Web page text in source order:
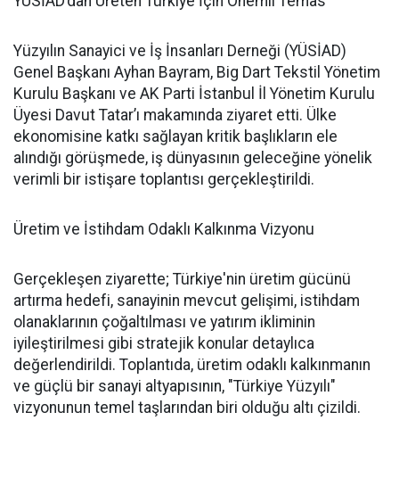
Yüzyılın Sanayici ve İş İnsanları Derneği (YÜSİAD)
Genel Başkanı Ayhan Bayram, Big Dart Tekstil Yönetim
Kurulu Başkanı ve AK Parti İstanbul İl Yönetim Kurulu
Üyesi Davut Tatar’ı makamında ziyaret etti. Ülke
ekonomisine katkı sağlayan kritik başlıkların ele
alındığı görüşmede, iş dünyasının geleceğine yönelik
verimli bir istişare toplantısı gerçekleştirildi.
Üretim ve İstihdam Odaklı Kalkınma Vizyonu
Gerçekleşen ziyarette; Türkiye'nin üretim gücünü
artırma hedefi, sanayinin mevcut gelişimi, istihdam
olanaklarının çoğaltılması ve yatırım ikliminin
iyileştirilmesi gibi stratejik konular detaylıca
değerlendirildi. Toplantıda, üretim odaklı kalkınmanın
ve güçlü bir sanayi altyapısının, "Türkiye Yüzyılı"
vizyonunun temel taşlarından biri olduğu altı çizildi.